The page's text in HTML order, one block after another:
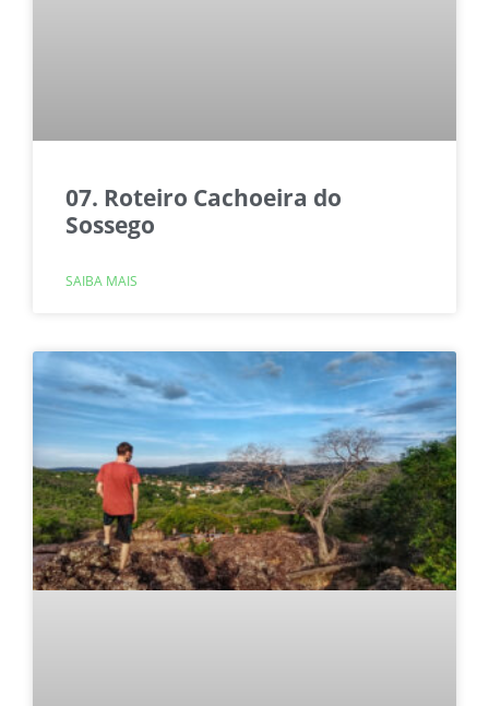
07. Roteiro Cachoeira do
Sossego
SAIBA MAIS